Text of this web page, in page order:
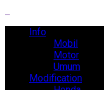
Info
Mobil
Motor
Umum
Modification